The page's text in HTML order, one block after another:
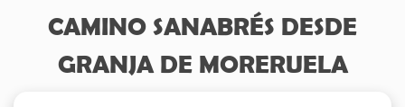
CAMINO SANABRÉS DESDE
GRANJA DE MORERUELA